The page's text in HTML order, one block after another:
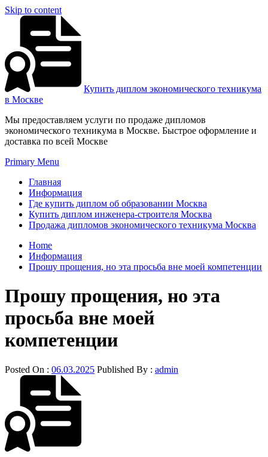
Skip to content
Купить диплом экономического техникума
в Москве
Мы предоставляем услуги по продаже дипломов
экономического техникума в Москве. Быстрое оформление и
доставка по всей Москве
Primary Menu
Главная
Информация
Где купить диплом об образовании Москва
Купить диплом инженера-строителя Москва
Продажа дипломов экономического техникума Москва
Home
Информация
Прошу прощения, но эта просьба вне моей компетенции
Прошу прощения, но эта
просьба вне моей
компетенции
Posted On : 06.03.2025 Published By : admin